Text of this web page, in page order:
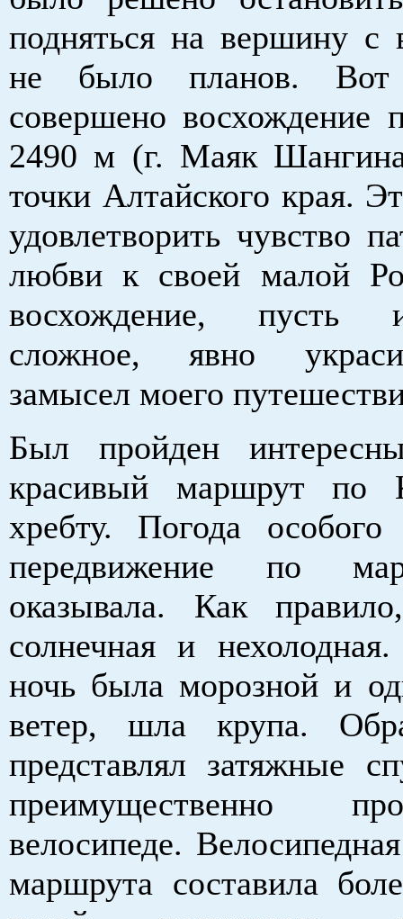
подняться на вершину с
не было планов.
совершено восхождение
2490 м (г. Маяк
точки Алтайского края.
удовлетворить чувство
любви к своей малой
восхождение, пусть
сложное, явно
замысел моего
Был пройден
красивый маршрут по
хребту. Погода
передвижение по
оказывала. Как
солнечная и
ночь была морозной и
ветер, шла крупа.
представлял затяжные
преимущественно
велосипеде.
маршрута составила